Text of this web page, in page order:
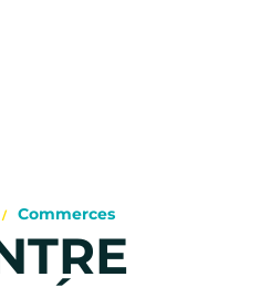
Commerces